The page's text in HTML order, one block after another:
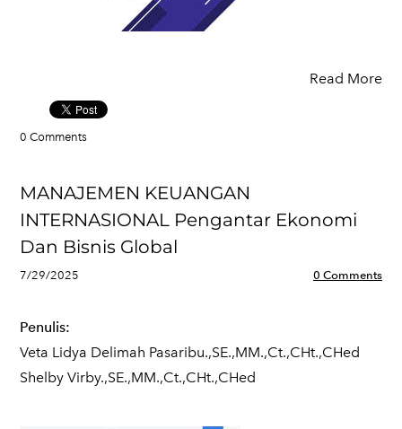
Read More
0 Comments
MANAJEMEN KEUANGAN
INTERNASIONAL Pengantar Ekonomi
Dan Bisnis Global
7/29/2025 0 Comments
Penulis:
Veta Lidya Delimah Pasaribu.,SE.,MM.,Ct.,CHt.,CHed
Shelby Virby.,SE.,MM.,Ct.,CHt.,CHed